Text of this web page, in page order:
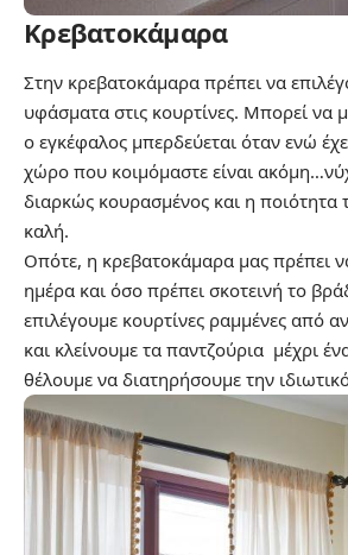
Κρεβατοκάμαρα
Στην κρεβατοκάμαρα πρέπει να
υφάσματα στις κουρτίνες. Μπορεί να
ο εγκέφαλος μπερδεύεται όταν ενώ
χώρο που κοιμόμαστε είναι
διαρκώς κουρασμένος και η ποιότητα
καλή.
Οπότε, η κρεβατοκάμαρα μας πρέπει
ημέρα και όσο πρέπει σκοτεινή το
επιλέγουμε κουρτίνες ραμμένες από
και κλείνουμε τα παντζούρια μέχρι
θέλουμε να διατηρήσουμε την